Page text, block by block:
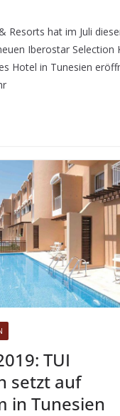
Resorts hat im Juli
Iberostar Selection
Hotel in Tunesien
TUI
setzt auf
in Tunesien